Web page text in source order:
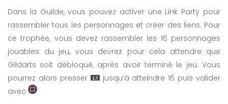
Dans la Guilde, vous pouvez activer une Link Party pour
rassembler tous les personnages et créer des liens. Pour
ce trophée, vous devez rassembler les 16 personnages
jouables du jeu, vous devrez pour cela attendre que
Gildarts soit débloqué, après avoir terminé le jeu. Vous
pourrez alors presser
jusqu’à atteindre 16 puis valider
avec